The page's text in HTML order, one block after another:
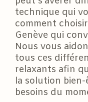
technique qui
comment
Genève qui
Nous vous
tous ces
relaxants afin
la solution
besoins du